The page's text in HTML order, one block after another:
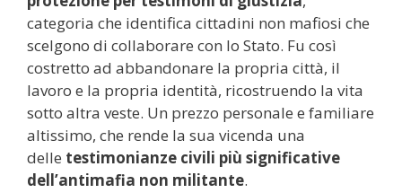
categoria che identifica cittadini non mafiosi che
scelgono di collaborare con lo Stato. Fu così
costretto ad abbandonare la propria città, il
lavoro e la propria identità, ricostruendo la vita
sotto altra veste. Un prezzo personale e familiare
altissimo, che rende la sua vicenda una
delle testimonianze civili più significative
dell’antimafia non militante.